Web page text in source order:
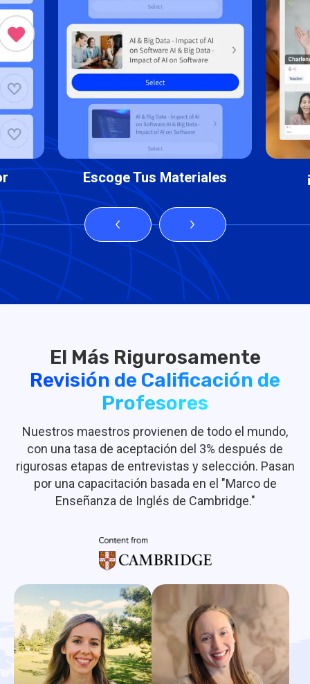
Escoge Tus Materiales
Revisión de Calificación de
Profesores
Nuestros maestros provienen de todo el mundo,
con una tasa de aceptación del 3% después de
rigurosas etapas de entrevistas y selección. Pasan
por una capacitación basada en el "Marco de
Enseñanza de Inglés de Cambridge."